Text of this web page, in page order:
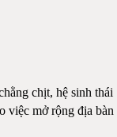
chịt, hệ sinh thái
việc mở rộng địa bàn